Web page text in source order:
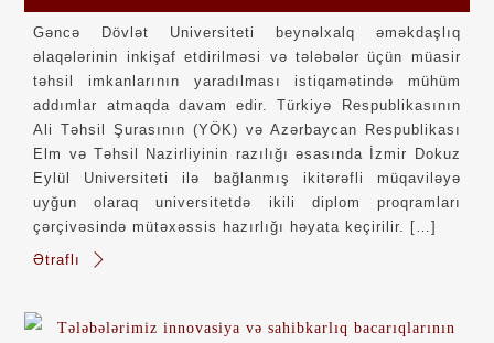
Gəncə Dövlət Universiteti beynəlxalq əməkdaşlıq
əlaqələrinin inkişaf etdirilməsi və tələbələr üçün müasir
təhsil imkanlarının yaradılması istiqamətində mühüm
addımlar atmaqda davam edir. Türkiyə Respublikasının
Ali Təhsil Şurasının (YÖK) və Azərbaycan Respublikası
Elm və Təhsil Nazirliyinin razılığı əsasında İzmir Dokuz
Eylül Universiteti ilə bağlanmış ikitərəfli müqaviləyə
uyğun olaraq universitetdə ikili diplom proqramları
çərçivəsində mütəxəssis hazırlığı həyata keçirilir. […]
Ətraflı